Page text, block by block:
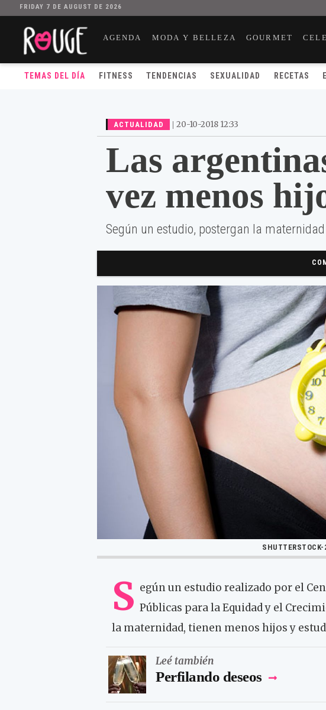
FRIDAY 7 DE AUGUST DE 2026
AGENDA MODA Y BELLEZA GOURMET
TEMAS DEL DÍA FITNESS TENDENCIAS SEXUALIDAD RECETAS
ACTUALIDAD | 20-10-2018 12:33
Las
vez menos
Según un estudio, postergan la
S egún un estudio realizado por el
Públicas para la Equidad y el
la maternidad, tienen menos hijos y
Leé también
Perfilando deseos